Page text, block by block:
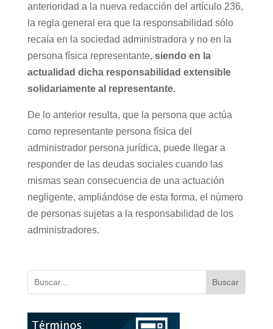
anterioridad a la nueva redacción del artículo 236,
la regla general era que la responsabilidad sólo
recaía en la sociedad administradora y no en la
persona física representante, siendo en la
actualidad dicha responsabilidad extensible
solidariamente al representante.
De lo anterior resulta, que la persona que actúa
como representante persona física del
administrador persona jurídica, puede llegar a
responder de las deudas sociales cuando las
mismas sean consecuencia de una actuación
negligente, ampliándose de esta forma, el número
de personas sujetas a la responsabilidad de los
administradores.
Buscar